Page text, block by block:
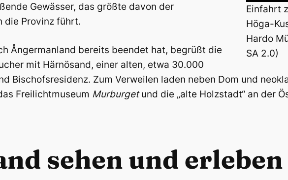
Einfahrt
Höga-
Hardo
SA 2.0)
Gewässer, das größte davon der
die Provinz führt.
Ångermanland bereits beendet hat, begrüßt die
mit Härnösand, einer alten, etwa 30.000
Bischofsresidenz. Zum Verweilen laden neben Dom und
Freilichtmuseum Murburgetund die „alte Holzstadt“ an der
sehen und erleben